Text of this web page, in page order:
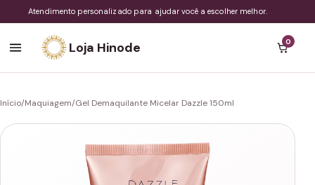
Atendimento personalizado para ajudar você a escolher melhor.
Loja Hinode 0
Início/Maquiagem/Gel Demaquilante Micelar Dazzle 150ml